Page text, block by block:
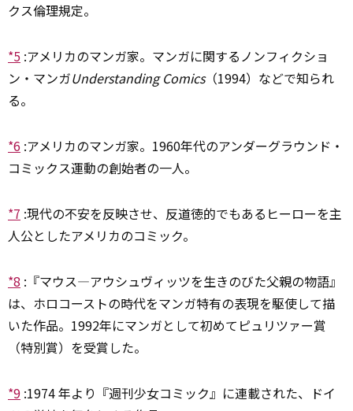
クス倫理規定。
*5 :アメリカのマンガ家。マンガに関するノンフィクショ
ン・マンガUnderstanding Comics（1994）などで知られ
る。
*6 :アメリカのマンガ家。1960年代のアンダーグラウンド・
コミックス運動の創始者の一人。
*7 :現代の不安を反映させ、反道徳的でもあるヒーローを主
人公としたアメリカのコミック。
*8 : 『マウス―アウシュヴィッツを生きのびた父親の物語』
は、ホロコーストの時代をマンガ特有の表現を駆使して描
いた作品。1992年にマンガとして初めてピュリツァー賞
（特別賞）を受賞した。
*9 :1974 年より『週刊少女コミック』に連載された、ドイ